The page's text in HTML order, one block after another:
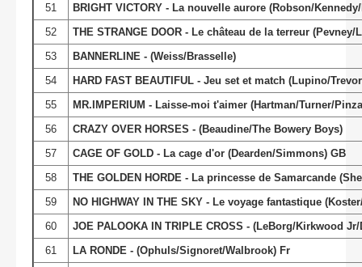
51
BRIGHT VICTORY - La nouvelle aurore (Robson/
52
THE STRANGE DOOR - Le château de la terreur
53
BANNERLINE - (Weiss/Brasselle)
54
HARD FAST BEAUTIFUL - Jeu set et match (Lupino/
55
MR.IMPERIUM - Laisse-moi t'aimer (Hartman/Turner/
56
CRAZY OVER HORSES - (Beaudine/The Bowery Boys)
57
CAGE OF GOLD - La cage d'or (Dearden/Simmons) GB
58
THE GOLDEN HORDE - La princesse de Samarcande
59
NO HIGHWAY IN THE SKY - Le voyage fantastique
60
JOE PALOOKA IN TRIPLE CROSS - (LeBorg/Kirkwood Jr/
61
LA RONDE - (Ophuls/Signoret/Walbrook) Fr